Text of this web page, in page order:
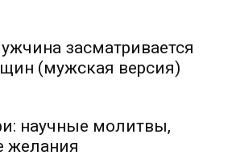
засматривается
(мужская версия)
научные молитвы,
желания